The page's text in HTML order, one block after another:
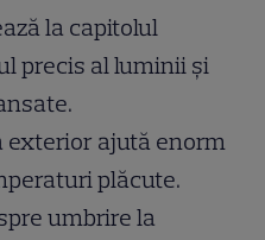
la capitolul
precis al luminii și
exterior ajută enorm
plăcute.
umbrire la